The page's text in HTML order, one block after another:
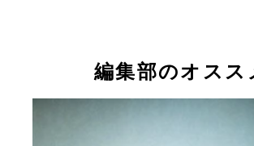
編集部のオスス